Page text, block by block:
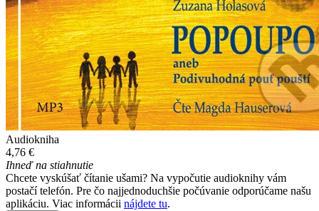
Audiokniha
4,76 €
Ihneď na stiahnutie
Chcete vyskúšať čítanie ušami? Na vypočutie audioknihy vám
postačí telefón. Pre čo najjednoduchšie počúvanie odporúčame našu
aplikáciu. Viac informácii nájdete tu.